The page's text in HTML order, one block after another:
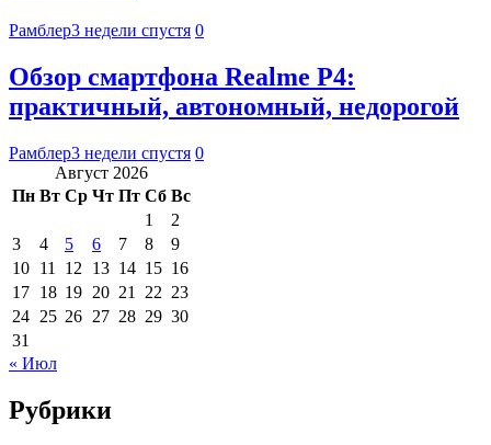
Рамблер3 недели спустя 0
Обзор смартфона Realme P4:
практичный, автономный, недорогой
Рамблер3 недели спустя 0
Август 2026
Пн Вт Ср Чт Пт Сб Вс
1
2
3
4 5 6 7 8
9
10 11 12 13 14 15 16
17 18 19 20 21 22 23
24 25 26 27 28 29 30
31
« Июл
Рубрики